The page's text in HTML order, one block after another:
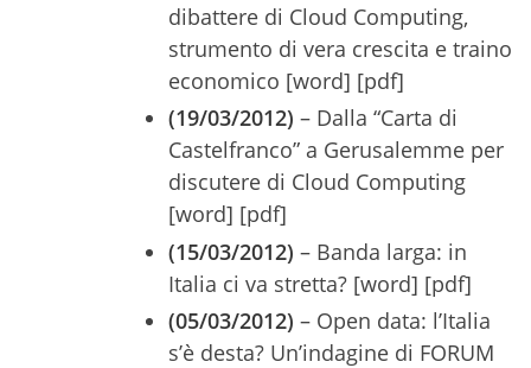
dibattere di Cloud Computing,
strumento di vera crescita e traino
economico [word] [pdf]
(19/03/2012) – Dalla “Carta di
Castelfranco” a Gerusalemme per
discutere di Cloud Computing
[word] [pdf]
(15/03/2012) – Banda larga: in
Italia ci va stretta? [word] [pdf]
(05/03/2012) – Open data: l’Italia
s’è desta? Un’indagine di FORUM